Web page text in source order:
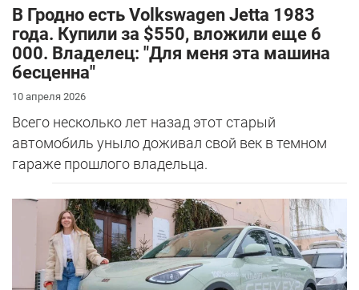
В Гродно есть Volkswagen Jetta 1983
года. Купили за $550, вложили еще 6
000. Владелец: "Для меня эта машина
бесценна"
10 апреля 2026
Всего несколько лет назад этот старый
автомобиль уныло доживал свой век в темном
гараже прошлого владельца.